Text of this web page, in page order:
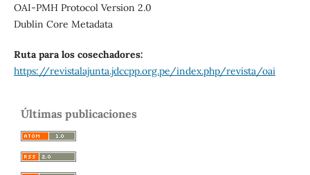
OAI-PMH Protocol Version 2.0
Dublin Core Metadata
Ruta para los cosechadores:
https://revistalajunta.jdccpp.org.pe/index.php/revista/oai
Últimas publicaciones